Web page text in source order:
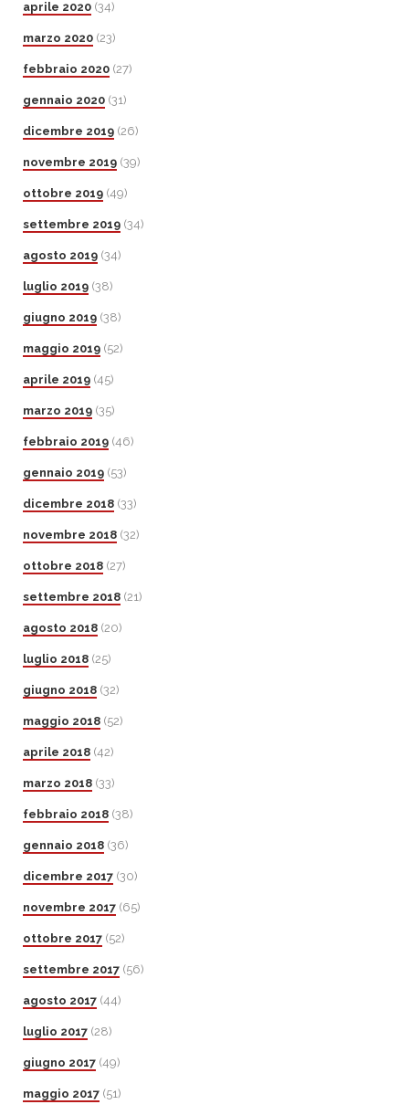
aprile 2020 (34)
marzo 2020 (23)
febbraio 2020 (27)
gennaio 2020 (31)
dicembre 2019 (26)
novembre 2019 (39)
ottobre 2019 (49)
settembre 2019 (34)
agosto 2019 (34)
luglio 2019 (38)
giugno 2019 (38)
maggio 2019 (52)
aprile 2019 (45)
marzo 2019 (35)
febbraio 2019 (46)
gennaio 2019 (53)
dicembre 2018 (33)
novembre 2018 (32)
ottobre 2018 (27)
settembre 2018 (21)
agosto 2018 (20)
luglio 2018 (25)
giugno 2018 (32)
maggio 2018 (52)
aprile 2018 (42)
marzo 2018 (33)
febbraio 2018 (38)
gennaio 2018 (36)
dicembre 2017 (30)
novembre 2017 (65)
ottobre 2017 (52)
settembre 2017 (56)
agosto 2017 (44)
luglio 2017 (28)
giugno 2017 (49)
maggio 2017 (51)